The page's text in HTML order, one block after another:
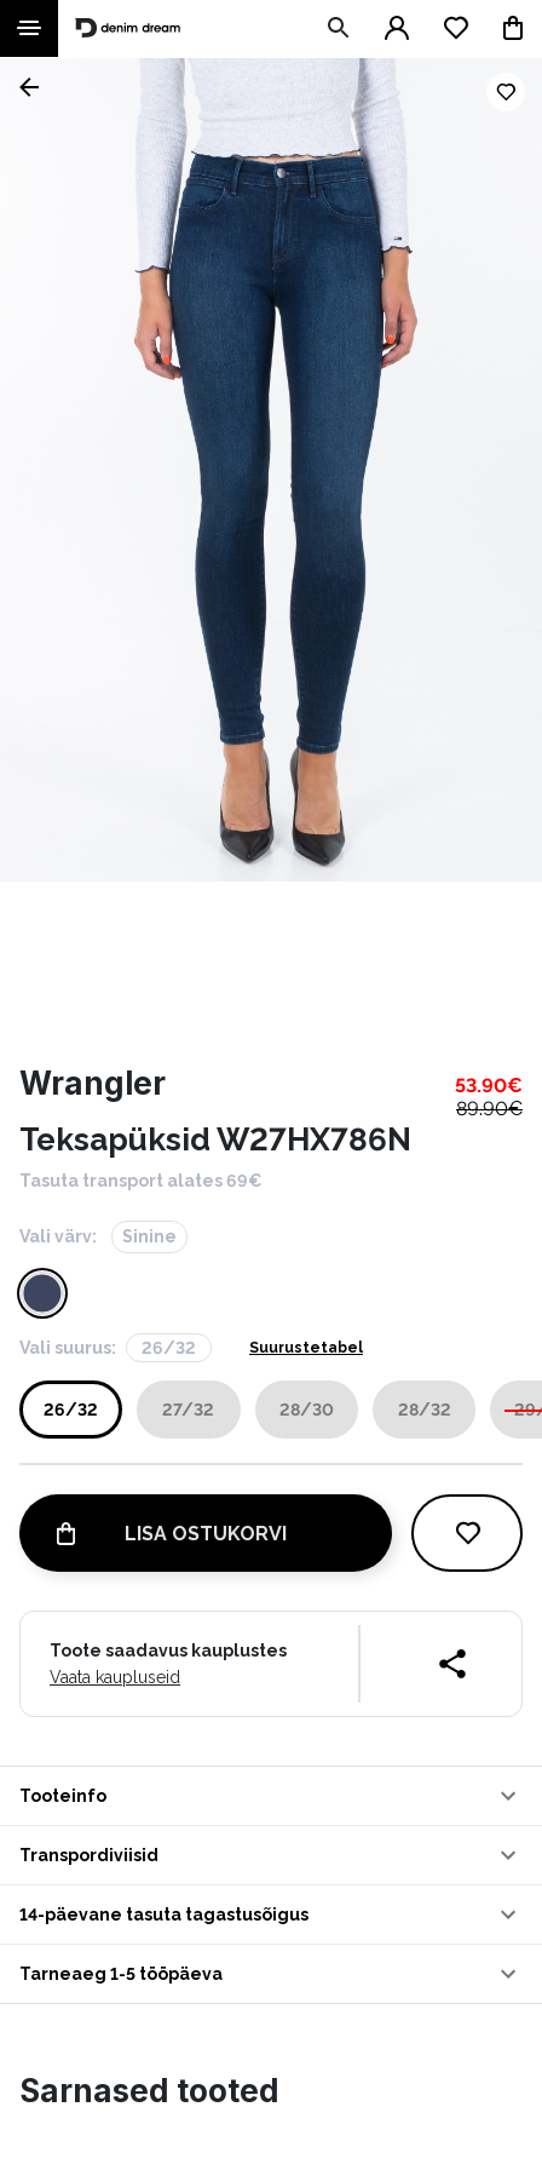
Wrangler 53.90€
89.90€
Teksapüksid W27HX786N
Tasuta transport alates 69€
Vali värv: Sinine
Vali suurus: 26/32 Suurustetabel
26/32 27/32 28/30 28/32
LISA OSTUKORVI
Toote saadavus kauplustes
Vaata kaupluseid
Tooteinfo
Transpordiviisid
14-päevane tasuta tagastusõigus
Tarneaeg 1-5 tööpäeva
Sarnased tooted